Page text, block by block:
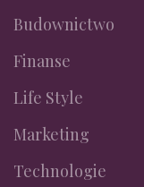
Budownictwo
Finanse
Life Style
Marketing
Technologie